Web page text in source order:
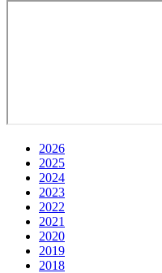
2026
2025
2024
2023
2022
2021
2020
2019
2018